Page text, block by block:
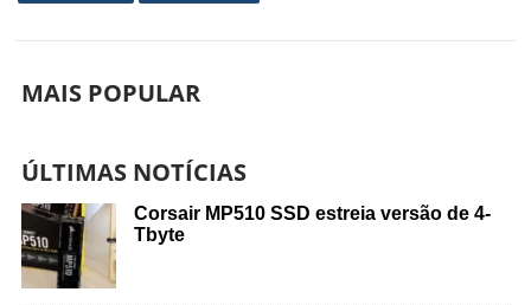
MAIS POPULAR
ÚLTIMAS NOTÍCIAS
Corsair MP510 SSD estreia versão de 4-
Tbyte